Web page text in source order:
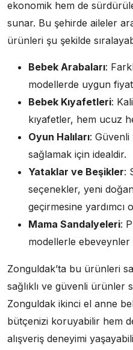
ekonomik hem de
sunar. Bu şehirde aileler
ürünleri şu şekilde
Bebek Arabaları:
modellerde uygun
Bebek Kıyafetleri:
kıyafetler, hem ucuz
Oyun Halıları: Güvenli
sağlamak için idealdir.
Yataklar ve Beşikler:
seçenekler, yeni
geçirmesine yardımcı
Mama Sandalyeleri:
modellerle
Zonguldak’ta bu ürünleri
sağlıklı ve güvenli ürünler
Zonguldak ikinci el anne
bütçenizi koruyabilir hem
alışveriş deneyimi